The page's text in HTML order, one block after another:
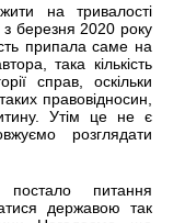
на тривалості
з березня 2020 року
припала саме на
така кількість
справ, оскільки
правовідносин,
Утім це не є
розглядати
питання
державою так